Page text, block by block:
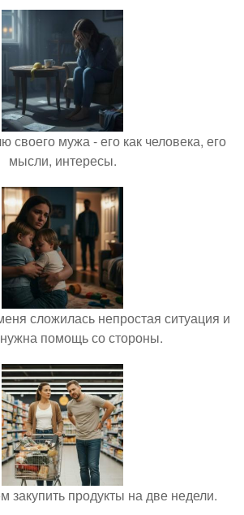
своего мужа - его как человека, его
мысли, интересы.
сложилась непростая ситуация и
помощь со стороны.
закупить продукты на две недели.